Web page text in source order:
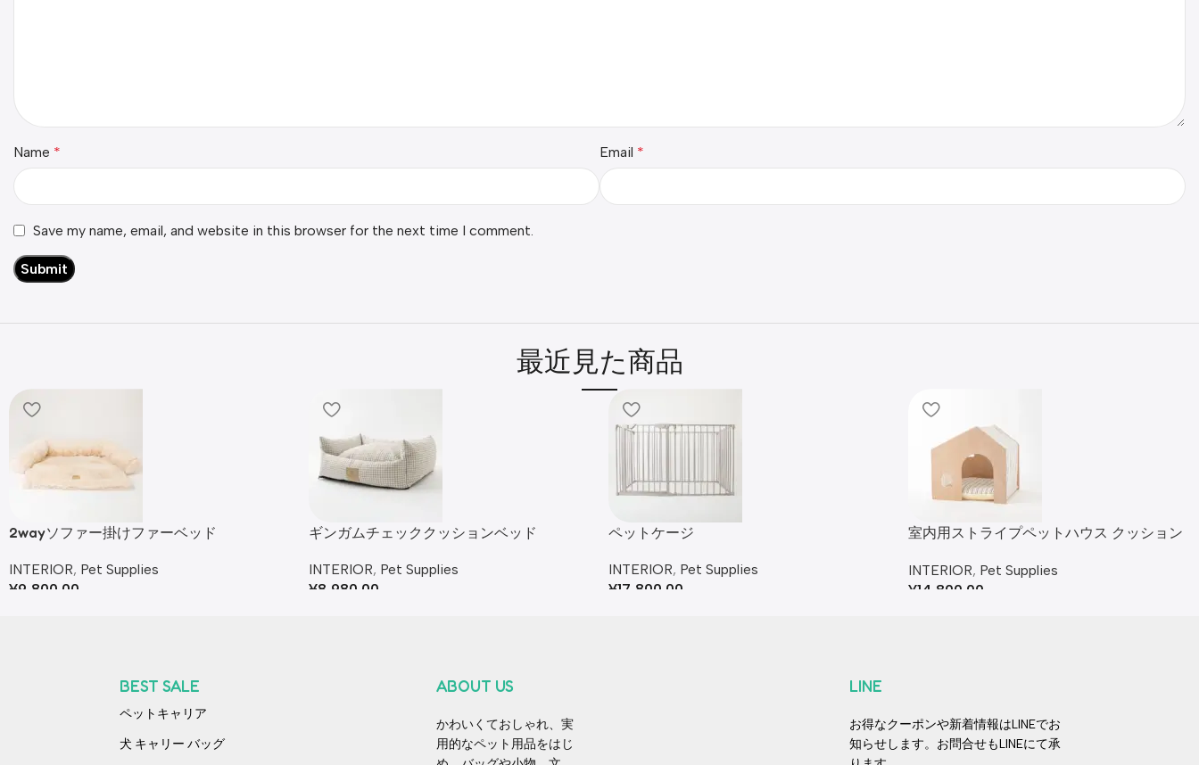
Name * Email *
Save my name, email, and website in this browser for the next time I comment.
最近見た商品
2wayソファー掛けファーベッド
INTERIOR, Pet Supplies
¥9,800.00
ギンガムチェッククッションベッド
INTERIOR, Pet Supplies
¥8,980.00
ペットケージ
INTERIOR, Pet Supplies
¥17,800.00
室内用ストライプペットハウス クッション
INTERIOR, Pet Supplies
¥14,800.00
BEST SALE
ペットキャリア
犬 キャリー バッグ​
ABOUT US
かわいくておしゃれ、実
用的なペット用品をはじ
LINE
お得なクーポンや新着情報はLINEでお
知らせします。お問合せもLINEにて承